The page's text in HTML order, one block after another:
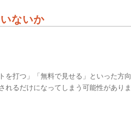
ないか
を打つ」「無料で見せる」といった方向
れるだけになってしまう可能性がありま